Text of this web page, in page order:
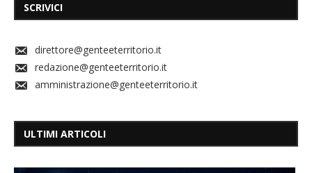
SCRIVICI
direttore@genteeterritorio.it
redazione@genteeterritorio.it
amministrazione@genteeterritorio.it
ULTIMI ARTICOLI